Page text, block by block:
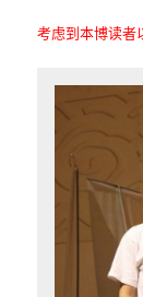
考虑到本博读者